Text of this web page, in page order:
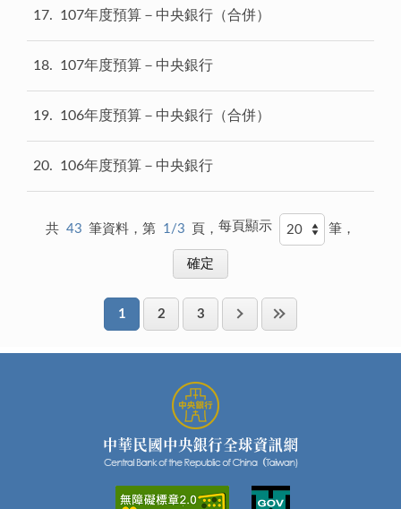
17 107年度預算－中央銀行（合併）
18 107年度預算－中央銀行
19 106年度預算－中央銀行（合併）
20 106年度預算－中央銀行
共 43 筆資料，第 1/3 頁， 每頁顯示 筆，
1 2 3